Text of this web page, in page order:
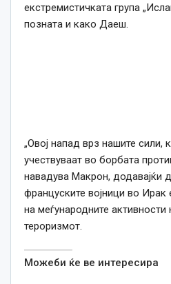
екстремистичката група
позната и како Даеш.
„Овој напад врз нашите сили,
учествуваат во борбата
навадува Макрон, додавајќи
француските војници во Ирак
на меѓународните активности
тероризмот.
Можеби ќе ве интересира